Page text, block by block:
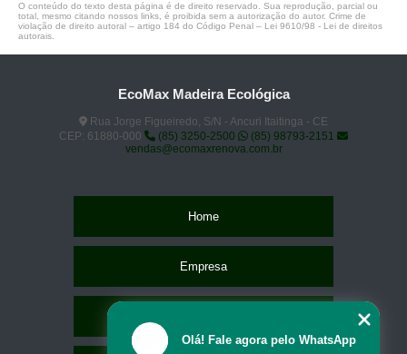
O conteúdo do texto desta página é de direito reservado. Sua reprodução, parcial ou
total, mesmo citando nossos links, é proibida sem a autorização do autor. Crime de
violação de direito autoral – artigo 184 do Código Penal – Lei 9610/98 - Lei de direitos
autorais
EcoMax Madeira Ecológica
Rua Jorge Figueiredo, S/N - Ancuri Itaitinga - CE
CEP: 61880-000
(85) 3250-2500
(85) 98793-2151
vendas@ecomaxrenova.com.br
Home
Empresa
Olá! Fale agora pelo WhatsApp